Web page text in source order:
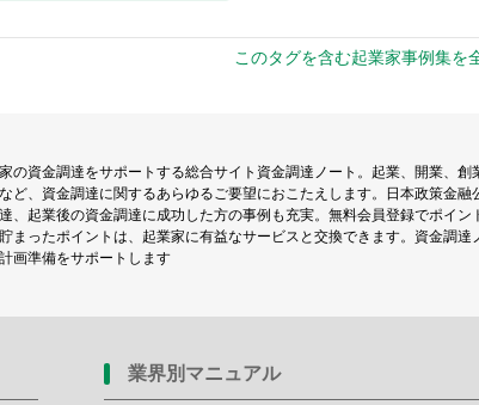
このタグを含む起業家事例集を
の資金調達をサポートする総合サイト資金調達ノート。起業、開業、
ど、資金調達に関するあらゆるご要望におこたえします。日本政策金
、起業後の資金調達に成功した方の事例も充実。無料会員登録でポイ
まったポイントは、起業家に有益なサービスと交換できます。資金調
画準備をサポートします
業界別マニュアル